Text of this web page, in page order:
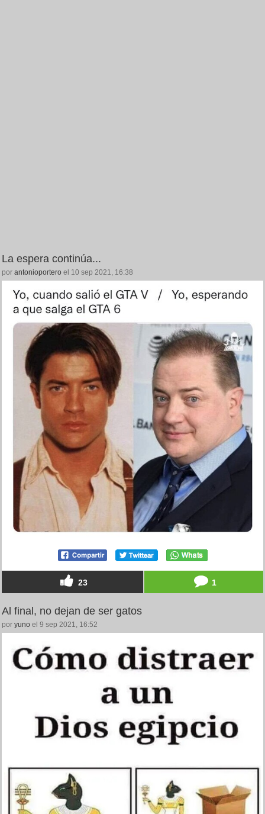
La espera continúa...
por antonioportero el 10 sep 2021, 16:38
23 1
Al final, no dejan de ser gatos
por yuno el 9 sep 2021, 16:52